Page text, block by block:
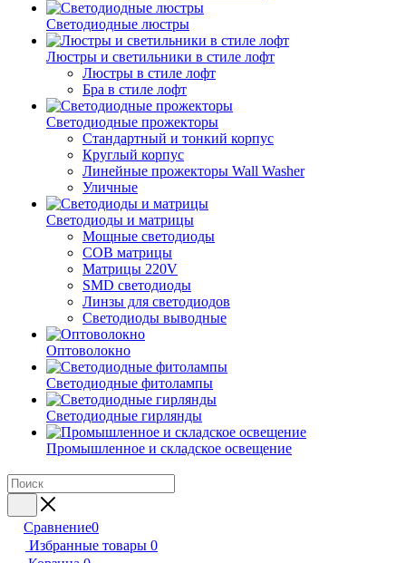
Светодиодные люстры
Люстры и светильники в стиле лофт
Люстры в стиле лофт
Бра в стиле лофт
Светодиодные прожекторы
Стандартный и тонкий корпус
Круглый корпус
Линейные прожекторы Wall Washer
Уличные
Светодиоды и матрицы
Мощные светодиоды
COB матрицы
Матрицы 220V
SMD светодиоды
Линзы для светодиодов
Светодиоды выводные
Оптоволокно
Светодиодные фитолампы
Светодиодные гирлянды
Промышленное и складское освещение
Сравнение0
Избранные товары 0